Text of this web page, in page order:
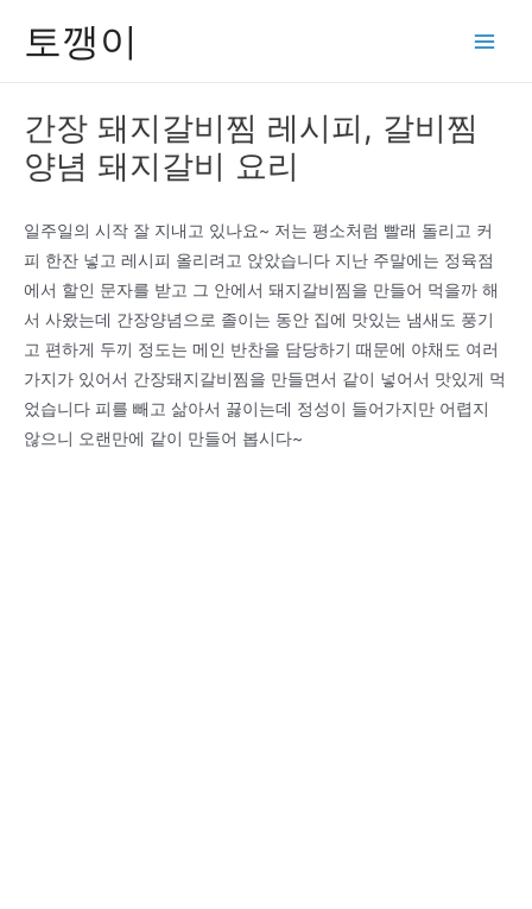
토깽이
간장 돼지갈비찜 레시피, 갈비찜
양념 돼지갈비 요리
일주일의 시작 잘 지내고 있나요~ 저는 평소처럼 빨래 돌리고 커
피 한잔 넣고 레시피 올리려고 앉았습니다 지난 주말에는 정육점
에서 할인 문자를 받고 그 안에서 돼지갈비찜을 만들어 먹을까 해
서 사왔는데 간장양념으로 졸이는 동안 집에 맛있는 냄새도 풍기
고 편하게 두끼 정도는 메인 반찬을 담당하기 때문에 야채도 여러
가지가 있어서 간장돼지갈비찜을 만들면서 같이 넣어서 맛있게 먹
었습니다 피를 빼고 삶아서 끓이는데 정성이 들어가지만 어렵지
않으니 오랜만에 같이 만들어 봅시다~